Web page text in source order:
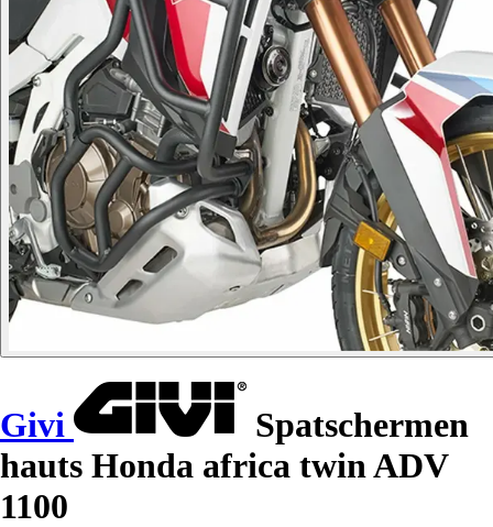
Givi
Spatschermen
hauts Honda africa twin ADV
1100